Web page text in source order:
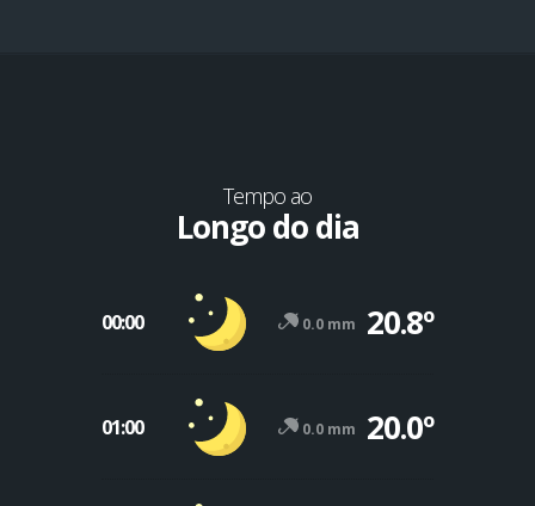
Tempo ao
Longo do dia
00:00 0.0 mm 20.8º
01:00 0.0 mm 20.0º